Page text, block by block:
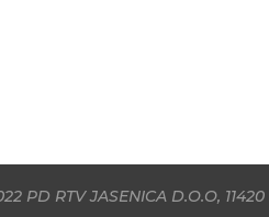
PD RTV JASENICA D.O.O,